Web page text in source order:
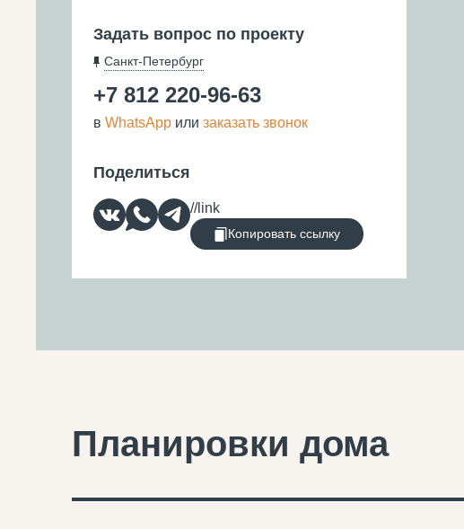
Задать вопрос по проекту
Санкт-Петербург
+7 812 220-96-63
в WhatsApp или заказать звонок
Поделиться
Копировать ссылку
Планировки дома